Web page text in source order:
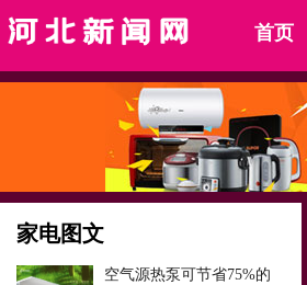
首页
家电图文
空气源热泵可节省75%的